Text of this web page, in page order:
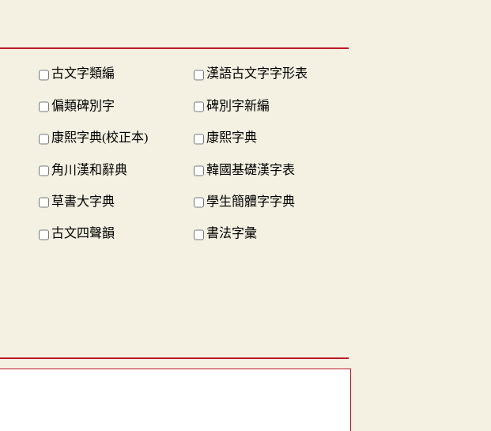
古文字類編 漢語古文字字形表
偏類碑別字 碑別字新編
康熙字典(校正本) 康熙字典
角川漢和辭典 韓國基礎漢字表
草書大字典 學生簡體字字典
古文四聲韻 書法字彙